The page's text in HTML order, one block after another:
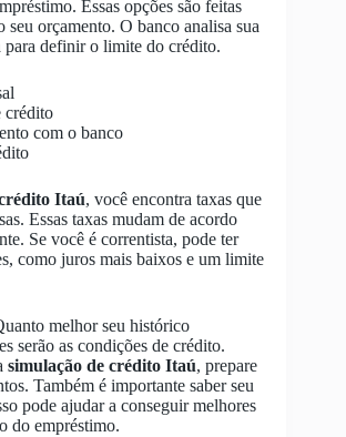
Essas opções são feitas
seu orçamento. O banco analisa sua
para definir o limite do crédito.
crédito
com o banco
Itaú, você encontra taxas que
Essas taxas mudam de acordo
Se você é correntista, pode ter
como juros mais baixos e um limite
melhor seu histórico
serão as condições de crédito.
simulação de crédito Itaú, prepare
Também é importante saber seu
pode ajudar a conseguir melhores
do empréstimo.